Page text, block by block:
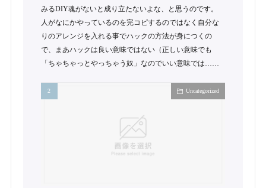
みるDIY魂がないと成り立たないよな、と思うのです。
人がなにかやっているのを完コピするのではなく自分な
りのアレンジを入れる事でハックの方法が身につくの
で、まあハックは良い意味ではない（正しい意味でも
「ちゃちゃっとやっちゃう奴」なのでいい意味では……
Uncategorized